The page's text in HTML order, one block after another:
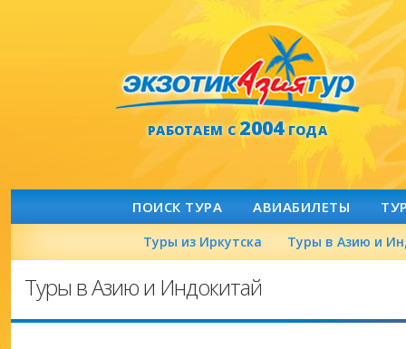
РАБОТАЕМ С2004ГОДА
ПОИСК ТУРА АВИАБИЛЕТЫ
Туры из Иркутска Туры в Азию и
Туры в Азию и Индокитай